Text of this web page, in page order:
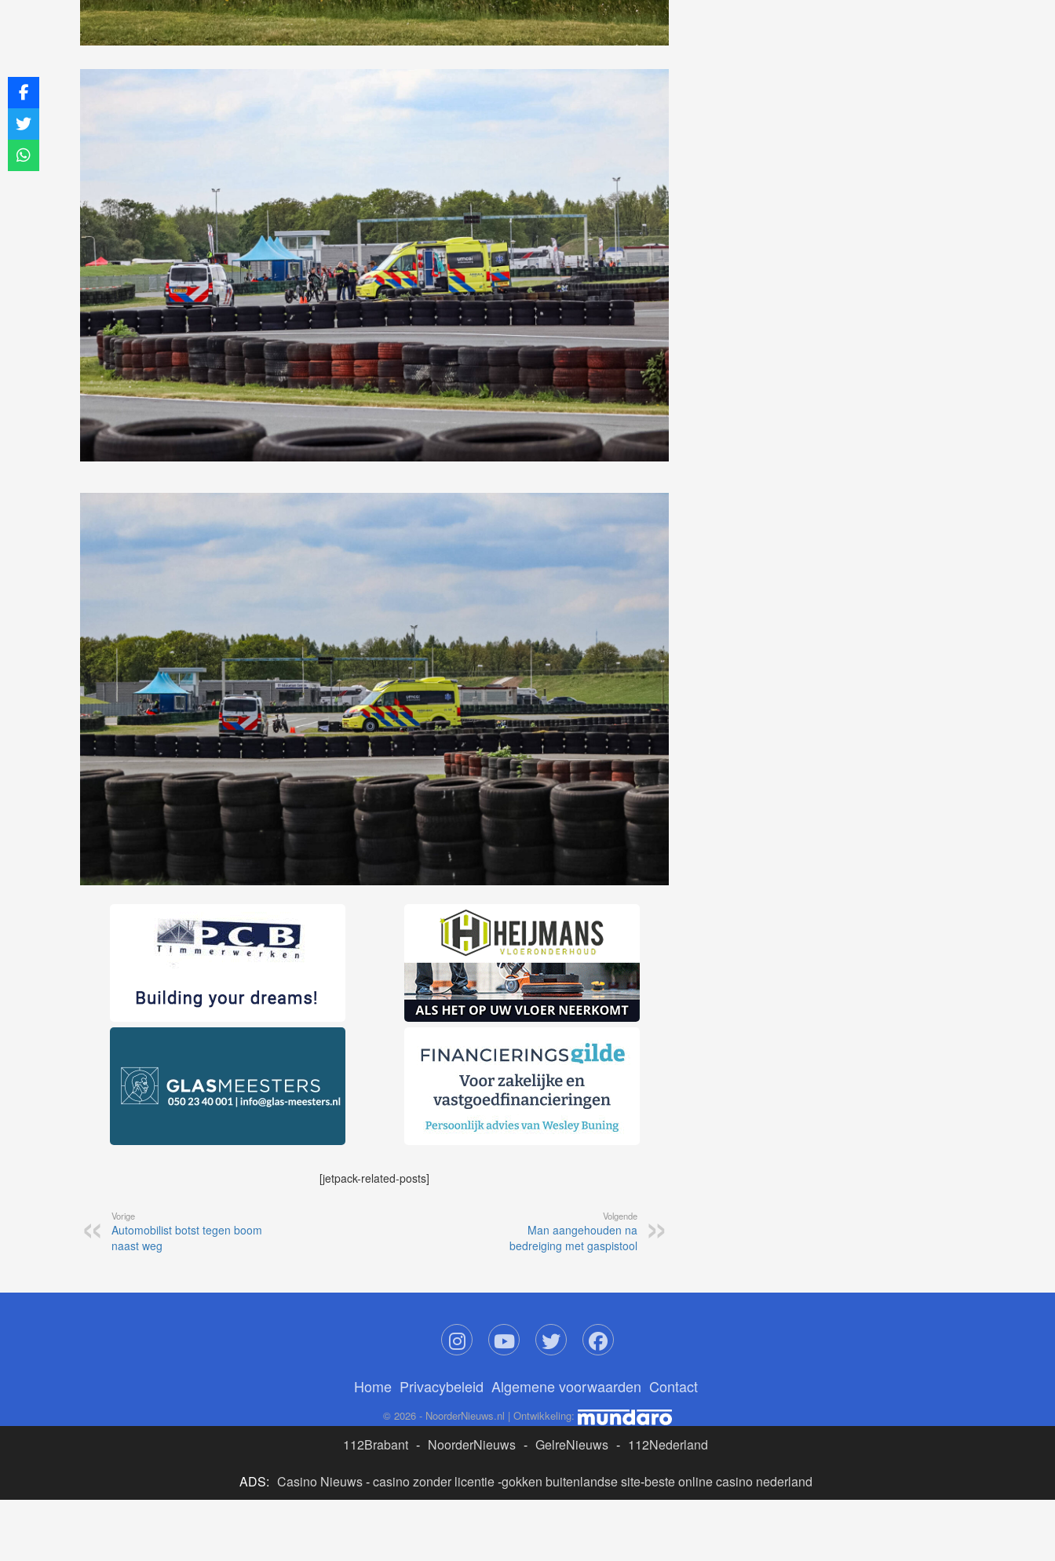
[jetpack-related-posts]
Vorige
Automobilist botst tegen boom
naast weg
Volgende
Man aangehouden na
bedreiging met gaspistool
Home Privacybeleid Algemene voorwaarden Contact
© 2026 - NoorderNieuws.nl | Ontwikkeling:
112Brabant - NoorderNieuws - GelreNieuws - 112Nederland
ADS: Casino Nieuws-casino zonder licentie-gokken buitenlandse site-beste online casino nederland